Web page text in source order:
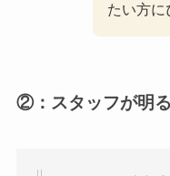
たい方に
②：スタッフが明